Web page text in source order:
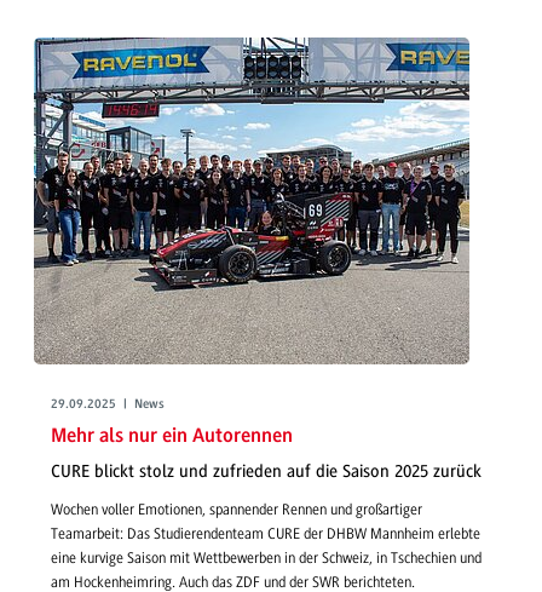
29.09.2025 | News
Mehr als nur ein Autorennen
CURE blickt stolz und zufrieden auf die Saison 2025 zurück
Wochen voller Emotionen, spannender Rennen und großartiger
Teamarbeit: Das Studierendenteam CURE der DHBW Mannheim erlebte
eine kurvige Saison mit Wettbewerben in der Schweiz, in Tschechien und
am Hockenheimring. Auch das ZDF und der SWR berichteten.